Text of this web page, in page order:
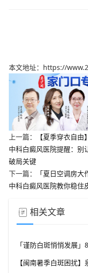
本文地址：https://
上一篇：
【夏季穿衣自
中科白癜风医院提醒：
破局关键
下一篇：
「夏日空调房
中科白癜风医院教你稳住
相关文章